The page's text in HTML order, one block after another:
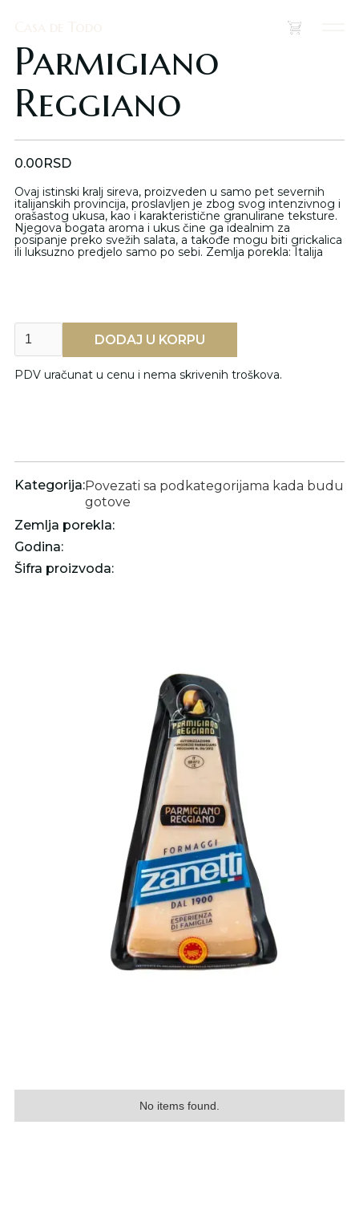
No items found.
Parmigiano
Reggiano
0.00RSD
Ovaj istinski kralj sireva, proizveden u samo pet severnih
italijanskih provincija, proslavljen je zbog svog intenzivnog i
orašastog ukusa, kao i karakteristične granulirane teksture.
Njegova bogata aroma i ukus čine ga idealnim za
posipanje preko svežih salata, a takođe mogu biti grickalica
ili luksuzno predjelo samo po sebi. Zemlja porekla: Italija
PDV uračunat u cenu i nema skrivenih troškova.
Kategorija:Povezati sa podkategorijama kada budu
gotove
Zemlja porekla:
Godina:
Šifra proizvoda: